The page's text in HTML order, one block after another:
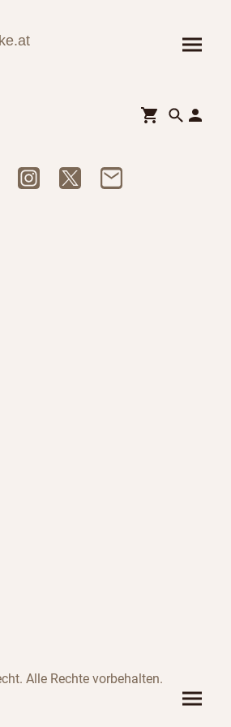
Alle Rechte vorbehalten.